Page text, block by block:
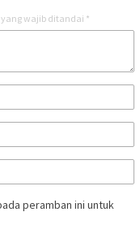
yang wajib ditandai *
peramban ini untuk